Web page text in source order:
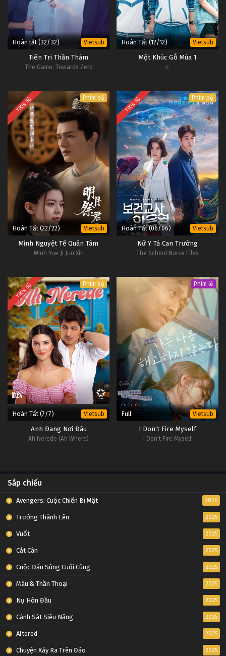
Hoàn tất (32/32) Vietsub
Tiên Tri Thần Thám
The Game: Towards Zero
Hoàn Tất (12/12) Vietsub
Một Khúc Gỗ Mùa 1
c
TRỌN BỘ Phim bộ
Hoàn Tất (22/22) Vietsub
Minh Nguyệt Tế Quân Tâm
Minh Yue Ji Jun Xin
TRỌN BỘ Phim bộ
Hoàn Tất (06/06) Vietsub
Nữ Y Tá Can Trường
The School Nurse Files
TRỌN BỘ Phim bộ
Hoàn Tất (7/7) Vietsub
Anh Đang Nơi Đâu
Ah Nerede (Ah Where)
Phim lẻ
Full Vietsub
I Don't Fire Myself
I Don't Fire Myself
Sắp chiếu
Avengers: Cuộc Chiến Bí Mật 2026
Trưởng Thành Lên 2025
Vuốt 2025
Cắt Cân 2025
Cuộc Đấu Súng Cuối Cùng 2025
Máu & Thần Thoại 2025
Nụ Hôn Đầu 2025
Cảnh Sát Siêu Năng 2025
Altered 2025
Chuyện Xảy Ra Trên Đảo 2025